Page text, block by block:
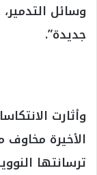
وسائل
جديدة”.
وأثارت
الأخيرة
ترسانتها